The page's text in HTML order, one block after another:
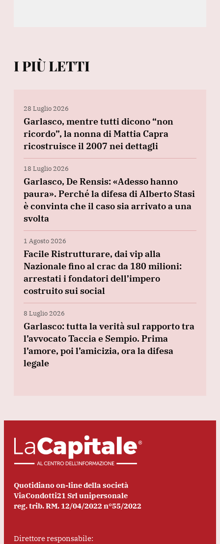
I PIÙ LETTI
28 Luglio 2026
Garlasco, mentre tutti dicono “non
ricordo”, la nonna di Mattia Capra
ricostruisce il 2007 nei dettagli
18 Luglio 2026
Garlasco, De Rensis: «Adesso hanno
paura». Perché la difesa di Alberto Stasi
è convinta che il caso sia arrivato a una
svolta
1 Agosto 2026
Facile Ristrutturare, dai vip alla
Nazionale fino al crac da 180 milioni:
arrestati i fondatori dell’impero
costruito sui social
8 Luglio 2026
Garlasco: tutta la verità sul rapporto tra
l’avvocato Taccia e Sempio. Prima
l’amore, poi l’amicizia, ora la difesa
legale
Quotidiano on-line della società
ViaCondotti21 Srl unipersonale
reg. trib. RM. 12/04/2022 n°55/2022
Direttore responsabile: